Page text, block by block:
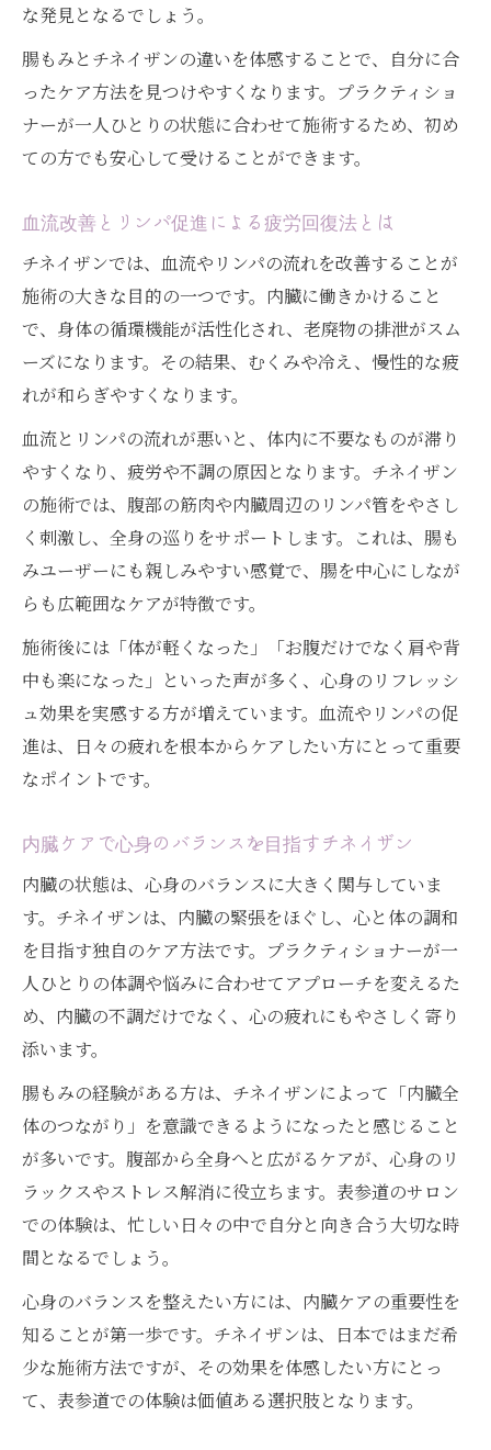
腸もみと比べたチネイザンのデトックス体
感
血流改善から始まる心身リフレッシュへの
道
老廃物排泄へ導く内臓アプローチの方法とは
チネイザンで叶える老廃物排泄の新アプロ
内臓ケアが促進する自然なデトックス体験
腸もみとチネイザンの排泄促進力に迫る
血流・リンパの改善がもたらす排泄の変化
老廃物排泄の実感を高めるチネイザンの方
法
な発見となるでしょう。
腸もみとチネイザンの違いを体感することで、自分に合
ったケア方法を見つけやすくなります。プラクティショ
ナーが一人ひとりの状態に合わせて施術するため、初め
ての方でも安心して受けることができます。
血流改善とリンパ促進による疲労回復法とは
チネイザンでは、血流やリンパの流れを改善することが
施術の大きな目的の一つです。内臓に働きかけること
で、身体の循環機能が活性化され、老廃物の排泄がスム
ーズになります。その結果、むくみや冷え、慢性的な疲
れが和らぎやすくなります。
血流とリンパの流れが悪いと、体内に不要なものが滞り
やすくなり、疲労や不調の原因となります。チネイザン
の施術では、腹部の筋肉や内臓周辺のリンパ管をやさし
く刺激し、全身の巡りをサポートします。これは、腸も
みユーザーにも親しみやすい感覚で、腸を中心にしなが
らも広範囲なケアが特徴です。
施術後には「体が軽くなった」「お腹だけでなく肩や背
中も楽になった」といった声が多く、心身のリフレッシ
ュ効果を実感する方が増えています。血流やリンパの促
進は、日々の疲れを根本からケアしたい方にとって重要
なポイントです。
内臓ケアで心身のバランスを目指すチネイザン
内臓の状態は、心身のバランスに大きく関与していま
す。チネイザンは、内臓の緊張をほぐし、心と体の調和
を目指す独自のケア方法です。プラクティショナーが一
人ひとりの体調や悩みに合わせてアプローチを変えるた
め、内臓の不調だけでなく、心の疲れにもやさしく寄り
添います。
腸もみの経験がある方は、チネイザンによって「内臓全
体のつながり」を意識できるようになったと感じること
が多いです。腹部から全身へと広がるケアが、心身のリ
ラックスやストレス解消に役立ちます。表参道のサロン
での体験は、忙しい日々の中で自分と向き合う大切な時
間となるでしょう。
心身のバランスを整えたい方には、内臓ケアの重要性を
知ることが第一歩です。チネイザンは、日本ではまだ希
少な施術方法ですが、その効果を体感したい方にとっ
て、表参道での体験は価値ある選択肢となります。